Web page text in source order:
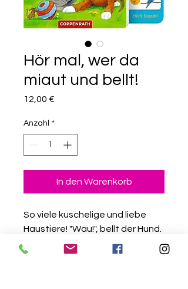
Hör mal, wer da
miaut und bellt!
12,00 €
Anzahl *
In den Warenkorb
So viele kuschelige und liebe
Haustiere! "Wau!", bellt der Hund.
"Miau!", macht die Katze. Alle
kleinen Tierfreunde werden